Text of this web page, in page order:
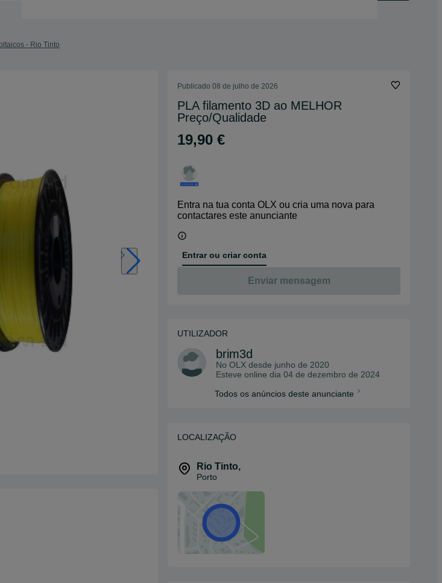
- Rio Tinto
Publicado 08 de julho de 2026
PLA filamento 3D ao MELHOR
Preço/Qualidade
19,90 €
Entra na tua conta OLX ou cria uma nova para
contactares este anunciante
Entrar ou criar conta
Enviar mensagem
UTILIZADOR
brim3d
No OLX desde junho de 2020
Esteve online dia 04 de dezembro de 2024
Todos os anúncios deste anunciante
LOCALIZAÇÃO
Rio Tinto,
Porto